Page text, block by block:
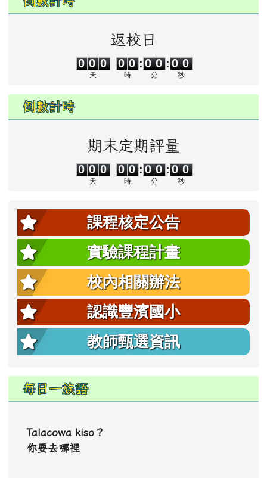
返校日
0 0 0
天
0
0
0
0
時
:
0
0 0
分
: 0 0
秒
倒數計時
期末定期評量
0
0
0
0
0
天
0
0
0
0
時
:
0
0
0
0
分
:
0
0 0
秒
課程核定公告
實驗課程計畫
校內相關辦法
認識豐濱國小
教師甄選資訊
每日一族語
Talacowa kiso？
你要去哪裡